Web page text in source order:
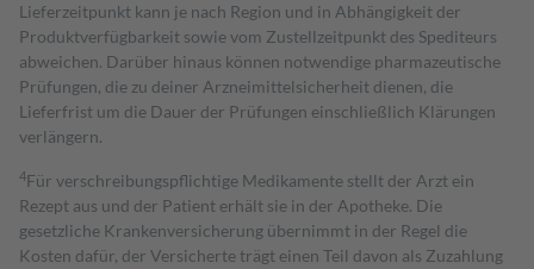
Lieferzeitpunkt kann je nach Region und in Abhängigkeit der
Produktverfügbarkeit sowie vom Zustellzeitpunkt des Spediteurs
abweichen. Darüber hinaus können notwendige pharmazeutische
Prüfungen, die zu deiner Arzneimittelsicherheit dienen, die
Lieferfrist um die Dauer der Prüfungen einschließlich Klärungen
verlängern.
4Für verschreibungspflichtige Medikamente stellt der Arzt ein
Rezept aus und der Patient erhält sie in der Apotheke. Die
gesetzliche Krankenversicherung übernimmt in der Regel die
Kosten dafür, der Versicherte trägt einen Teil davon als Zuzahlung